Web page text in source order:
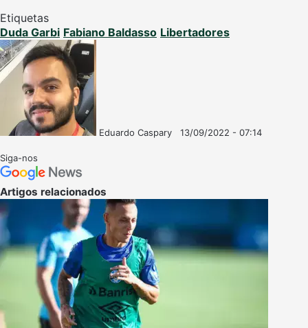
Etiquetas
Duda Garbi Fabiano Baldasso Libertadores
Eduardo Caspary
13/09/2022 - 07:14
Siga-nos
Artigos relacionados